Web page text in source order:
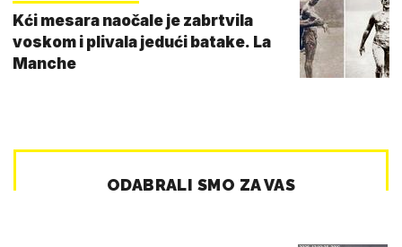
Kći mesara naočale je zabrtvila
voskom i plivala jedući batake. La
Manche